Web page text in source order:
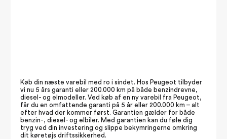
Køb din næste varebil med ro i sindet. Hos Peugeot tilbyder
vi nu 5 års garanti eller 200.000 km på både benzindrevne,
diesel- og elmodeller. Ved køb af en ny varebil fra Peugeot,
får du en omfattende garanti på 5 år eller 200.000 km – alt
efter hvad der kommer først. Garantien gælder for både
benzin-, diesel- og elbiler. Med garantien kan du føle dig
tryg ved din investering og slippe bekymringerne omkring
dit køretøjs driftssikkerhed.